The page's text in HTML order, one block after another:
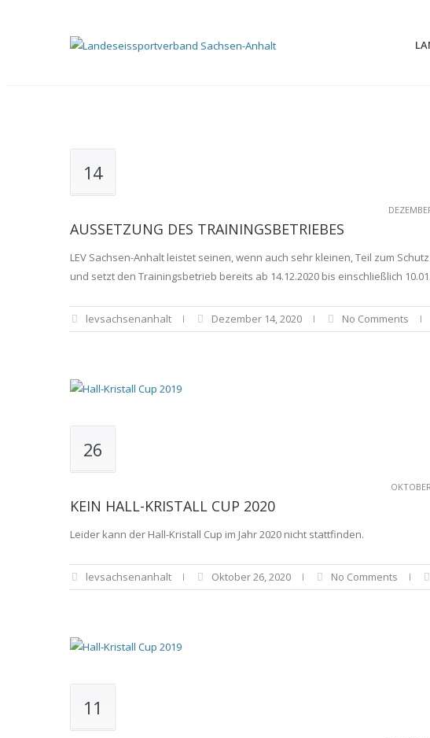
14
AUSSETZUNG DES TRAININGSBETRIEBES
LEV Sachsen-Anhalt leistet seinen, wenn auch sehr kleinen, Teil zum
und setzt den Trainingsbetrieb bereits ab 14.12.2020 bis einschließlich
levsachsenanhalt Dezember 14, 2020 No Comments
26
KEIN HALL-KRISTALL CUP 2020
Leider kann der Hall-Kristall Cup im Jahr 2020 nicht stattfinden.
levsachsenanhalt Oktober 26, 2020 No Comments
11